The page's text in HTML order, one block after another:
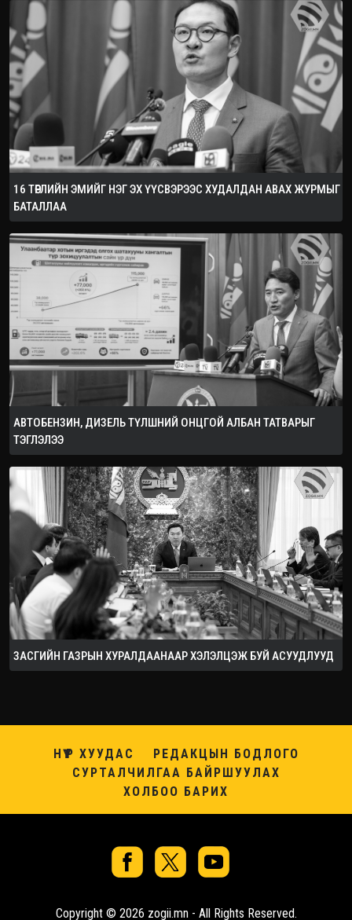
16 ТӨРЛИЙН ЭМИЙГ НЭГ ЭХ ҮҮСВЭРЭЭС ХУДАЛДАН АВАХ ЖУРМЫГ
БАТАЛЛАА
АВТОБЕНЗИН, ДИЗЕЛЬ ТҮЛШНИЙ ОНЦГОЙ АЛБАН ТАТВАРЫГ
ТЭГЛЭЛЭЭ
ЗАСГИЙН ГАЗРЫН ХУРАЛДААНААР ХЭЛЭЛЦЭЖ БУЙ АСУУДЛУУД
НҮҮР ХУУДАС
РЕДАКЦЫН БОДЛОГО
СУРТАЛЧИЛГАА БАЙРШУУЛАХ
ХОЛБОО БАРИХ
Copyright © 2026 zogii.mn - All Rights Reserved.